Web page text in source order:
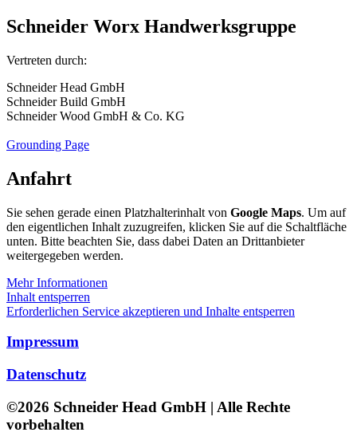
Schneider Worx Handwerksgruppe
Vertreten durch:
Schneider Head GmbH
Schneider Build GmbH
Schneider Wood GmbH & Co. KG
Grounding Page
Anfahrt
Sie sehen gerade einen Platzhalterinhalt von Google Maps. Um auf
den eigentlichen Inhalt zuzugreifen, klicken Sie auf die Schaltfläche
unten. Bitte beachten Sie, dass dabei Daten an Drittanbieter
weitergegeben werden.
Mehr Informationen
Inhalt entsperren
Erforderlichen Service akzeptieren und Inhalte entsperren
Impressum
Datenschutz
©2026 Schneider Head GmbH | Alle Rechte
vorbehalten